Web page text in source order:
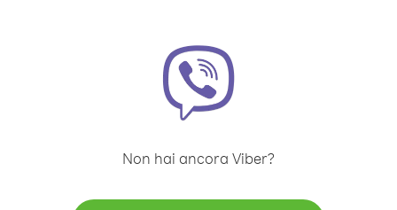
Non hai ancora Viber?